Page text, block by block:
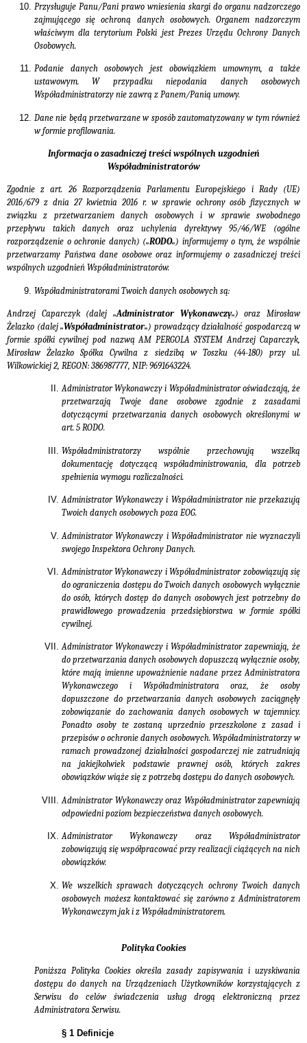
Przysługuje Panu/Pani prawo wniesienia skargi do organu nadzorczego
zajmującego się ochroną danych osobowych. Organem nadzorczym
właściwym dla terytorium Polski jest Prezes Urzędu Ochrony Danych
Osobowych.
Podanie danych osobowych jest obowiązkiem umownym, a także
ustawowym. W przypadku niepodania danych osobowych
Współadministratorzy nie zawrą z Panem/Panią umowy.
Dane nie będą przetwarzane w sposób zautomatyzowany w tym również
w formie profilowania.
Informacja o zasadniczej treści wspólnych uzgodnień
Współadministratorów
Zgodnie z art. 26 Rozporządzenia Parlamentu Europejskiego i Rady (UE)
2016/679 z dnia 27 kwietnia 2016 r. w sprawie ochrony osób fizycznych w
związku z przetwarzaniem danych osobowych i w sprawie swobodnego
przepływu takich danych oraz uchylenia dyrektywy 95/46/WE (ogólne
rozporządzenie o ochronie danych) („RODO„) informujemy o tym, że wspólnie
przetwarzamy Państwa dane osobowe oraz informujemy o zasadniczej treści
wspólnych uzgodnień Współadministratorów.
Współadministratorami Twoich danych osobowych są:
Andrzej Caparczyk (dalej „Administrator Wykonawczy„)oraz Mirosław
Żelazko (dalej „Współadministrator„) prowadzący działalność gospodarczą w
formie spółki cywilnej pod nazwą AM PERGOLA SYSTEM Andrzej Caparczyk,
Mirosław Żelazko Spółka Cywilna z siedzibą w Toszku (44-180) przy ul.
Wilkowickiej 2, REGON: 386987777, NIP: 9691643224.
Administrator Wykonawczy i Współadministrator oświadczają, że
przetwarzają Twoje dane osobowe zgodnie z zasadami
dotyczącymi przetwarzania danych osobowych określonymi w
art. 5 RODO.
Współadministratorzy wspólnie przechowują wszelką
dokumentację dotyczącą współadministrowania, dla potrzeb
spełnienia wymogu rozliczalności.
Administrator Wykonawczy i Współadministrator nie przekazują
Twoich danych osobowych poza EOG.
Administrator Wykonawczy i Współadministrator nie wyznaczyli
swojego Inspektora Ochrony Danych.
Administrator Wykonawczy i Współadministrator zobowiązują się
do ograniczenia dostępu do Twoich danych osobowych wyłącznie
do osób, których dostęp do danych osobowych jest potrzebny do
prawidłowego prowadzenia przedsiębiorstwa w formie spółki
cywilnej.
Administrator Wykonawczy i Współadministrator zapewniają, że
do przetwarzania danych osobowych dopuszczą wyłącznie osoby,
które mają imienne upoważnienie nadane przez Administratora
Wykonawczego i Współadministratora oraz, że osoby
dopuszczone do przetwarzania danych osobowych zaciągnęły
zobowiązanie do zachowania danych osobowych w tajemnicy.
Ponadto osoby te zostaną uprzednio przeszkolone z zasad i
przepisów o ochronie danych osobowych. Współadministratorzy w
ramach prowadzonej działalności gospodarczej nie zatrudniają
na jakiejkolwiek podstawie prawnej osób, których zakres
obowiązków wiąże się z potrzebą dostępu do danych osobowych.
Administrator Wykonawczy oraz Współadministrator zapewniają
odpowiedni poziom bezpieczeństwa danych osobowych.
Administrator Wykonawczy oraz Współadministrator
zobowiązują się współpracować przy realizacji ciążących na nich
obowiązków.
We wszelkich sprawach dotyczących ochrony Twoich danych
osobowych możesz kontaktować się zarówno z Administratorem
Wykonawczym jak i z Współadministratorem.
Polityka Cookies
Poniższa Polityka Cookies określa zasady zapisywania i uzyskiwania
dostępu do danych na Urządzeniach Użytkowników korzystających z
Serwisu do celów świadczenia usług drogą elektroniczną przez
Administratora Serwisu.
§ 1 Definicje